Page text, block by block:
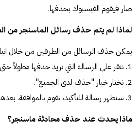
ضار فيقوم الفيسبوك بحذفها.
لماذا لم يتم حذف رسائل الماسنجر من
يمكن حذف الرسائل من الطرفين من خلال
1. ننقر على الرسالة التي تريد حذفها مطولاً حتى تنبثق لنا نافذة خيارات.
2. نختار خيار "حذف لدى الجميع".
3. ستظهر رسالة للتأكيد، نقوم بالموافقة. بعدها تحذف الصورة نهائياً.
ماذا يحدث عند حذف محادثة ماسنجر؟